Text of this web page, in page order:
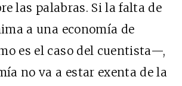
las palabras. Si la falta de
a una economía de
es el caso del cuentista—,
no va a estar exenta de la